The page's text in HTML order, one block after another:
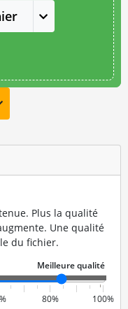
Plus la qualité
Une qualité
du fichier.
80% 100%